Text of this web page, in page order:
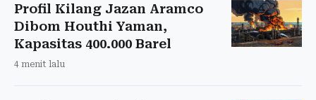
Profil Kilang Jazan Aramco
Dibom Houthi Yaman,
Kapasitas 400.000 Barel
4 menit lalu